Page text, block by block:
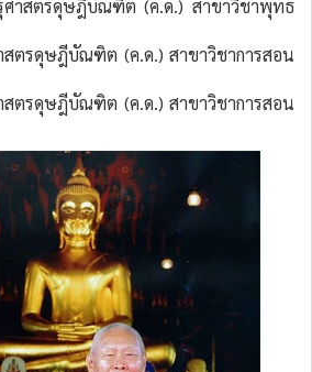
ตรดุษฎีบัณฑิต (ค.ด.) สาขาวิชาพุทธ
รดุษฎีบัณฑิต (ค.ด.) สาขาวิชาการสอน
รดุษฎีบัณฑิต (ค.ด.) สาขาวิชาการสอน